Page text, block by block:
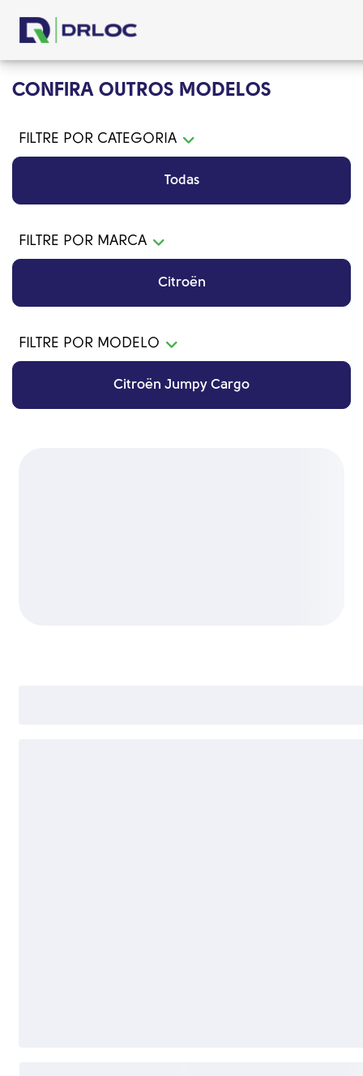
CONFIRA OUTROS MODELOS
FILTRE POR CATEGORIA
Todas
FILTRE POR MARCA
Citroën
FILTRE POR MODELO
Citroën Jumpy Cargo